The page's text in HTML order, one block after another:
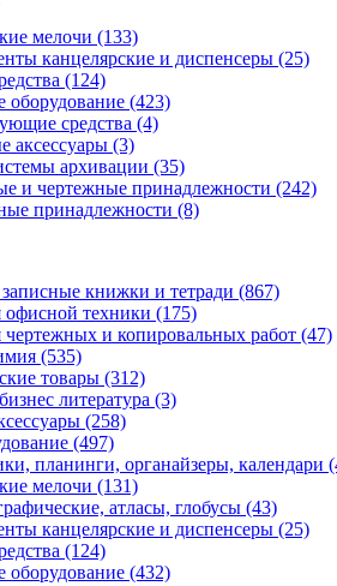
мелочи (133)
канцелярские и диспенсеры (25)
(124)
оборудование (423)
средства (4)
аксессуары (3)
архивации (35)
и чертежные принадлежности (242)
принадлежности (8)
книжки и тетради (867)
офисной техники (175)
чертежных и копировальных работ (47)
(535)
товары (312)
литература (3)
(258)
(497)
планинги, органайзеры, календари
мелочи (131)
атласы, глобусы (43)
канцелярские и диспенсеры (25)
(124)
оборудование (432)